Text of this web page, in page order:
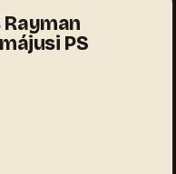
Rayman
PS